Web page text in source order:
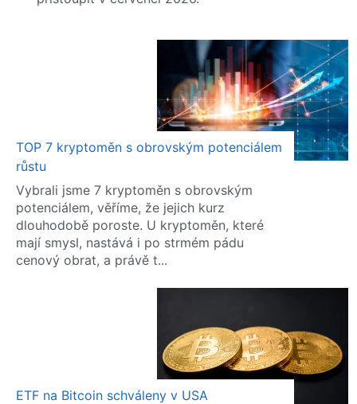
TOP 7 kryptoměn s obrovským potenciálem
růstu
Vybrali jsme 7 kryptoměn s obrovským
potenciálem, věříme, že jejich kurz
dlouhodobě poroste. U kryptoměn, které
mají smysl, nastává i po strmém pádu
cenový obrat, a právě t...
ETF na Bitcoin schváleny v USA